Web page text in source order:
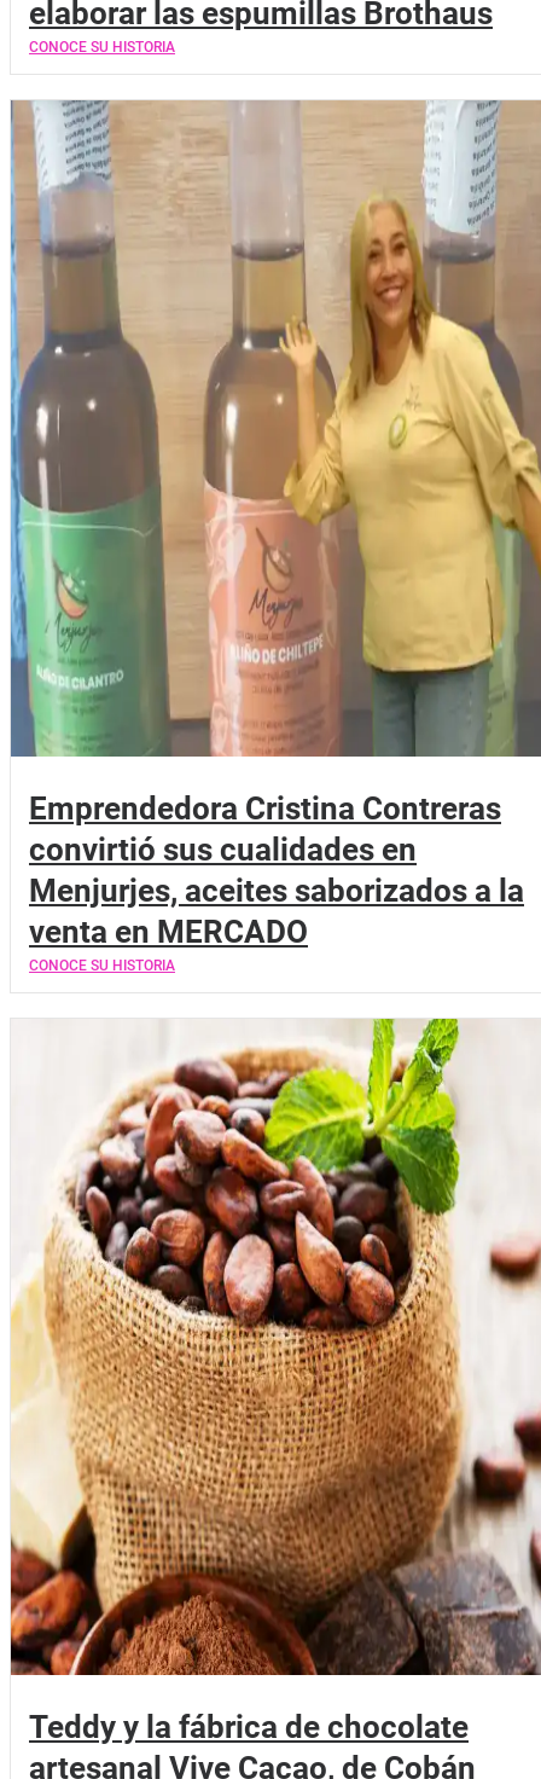
elaborar las espumillas Brothaus
CONOCE SU HISTORIA
Emprendedora Cristina Contreras
convirtió sus cualidades en
Menjurjes, aceites saborizados a la
venta en MERCADO
CONOCE SU HISTORIA
Teddy y la fábrica de chocolate
artesanal Vive Cacao, de Cobán